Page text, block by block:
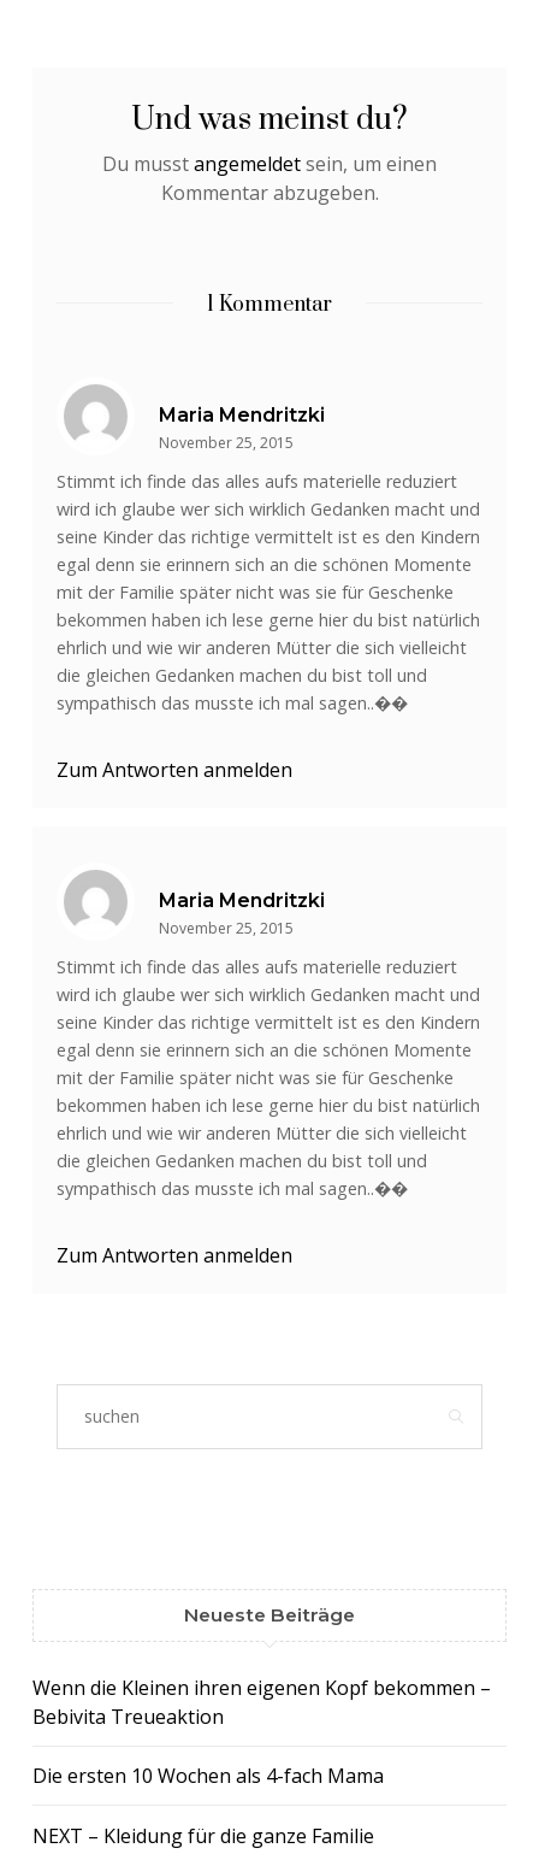
Und was meinst du?
Du musstangemeldetsein, um einen
Kommentar abzugeben.
1 Kommentar
Maria Mendritzki
November 25, 2015
Stimmt ich finde das alles aufs materielle reduziert
wird ich glaube wer sich wirklich Gedanken macht und
seine Kinder das richtige vermittelt ist es den Kindern
egal denn sie erinnern sich an die schönen Momente
mit der Familie später nicht was sie für Geschenke
bekommen haben ich lese gerne hier du bist natürlich
ehrlich und wie wir anderen Mütter die sich vielleicht
die gleichen Gedanken machen du bist toll und
sympathisch das musste ich mal sagen..��
Zum Antworten anmelden
Maria Mendritzki
November 25, 2015
Stimmt ich finde das alles aufs materielle reduziert
wird ich glaube wer sich wirklich Gedanken macht und
seine Kinder das richtige vermittelt ist es den Kindern
egal denn sie erinnern sich an die schönen Momente
mit der Familie später nicht was sie für Geschenke
bekommen haben ich lese gerne hier du bist natürlich
ehrlich und wie wir anderen Mütter die sich vielleicht
die gleichen Gedanken machen du bist toll und
sympathisch das musste ich mal sagen..��
Zum Antworten anmelden
Neueste Beiträge
Wenn die Kleinen ihren eigenen Kopf bekommen –
Bebivita Treueaktion
Die ersten 10 Wochen als 4-fach Mama
NEXT – Kleidung für die ganze Familie